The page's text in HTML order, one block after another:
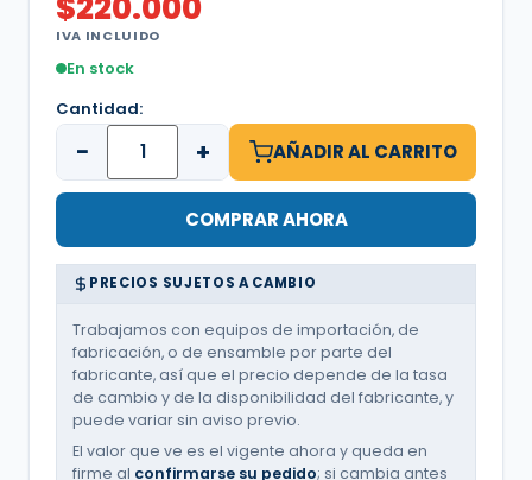
IVA INCLUIDO
En stock
Cantidad:
− + AÑADIR AL CARRITO
COMPRAR AHORA
PRECIOS SUJETOS A CAMBIO
Trabajamos con equipos de importación, de
fabricación, o de ensamble por parte del
fabricante, así que el precio depende de la tasa
de cambio y de la disponibilidad del fabricante, y
puede variar sin aviso previo.
El valor que ve es el vigente ahora y queda en
firme al confirmarse su pedido; si cambia antes